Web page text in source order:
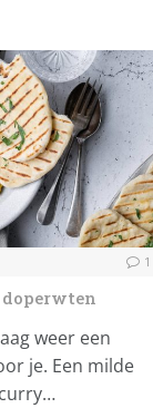
1
weer een
je. Een milde